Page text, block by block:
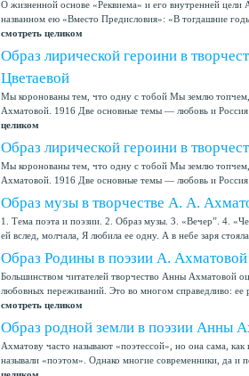
О жизненной основе «Реквиема» и его внутренней цели
названном ею «Вместо Предисловия»: «В тогдашние
смотреть целиком
Образ лирической героини в
Цветаевой
Мы коронованы тем, что одну с тобой Мы землю
Ахматовой. 1916 Две основные темы — любовь и
целиком
Образ лирической героини в
Мы коронованы тем, что одну с тобой Мы землю
Ахматовой. 1916 Две основные темы — любовь и
Образ музы в творчестве А. А.
1. Тема поэта и поэзии. 2. Образ музы. 3. «Вечер”. 4.
ей вслед, молчала, Я любила ее одну. А в небе заря
Образ Родины в поэзии А. Ахматовой
Большинством читателей творчество Анны Ахматовой
любовных переживаний. Это во многом справедливо: ее
смотреть целиком
Образ родной земли в поэзии Анны
Ахматову часто называют «поэтессой», но она сама,
называли «поэтом». Однако многие современники, да и